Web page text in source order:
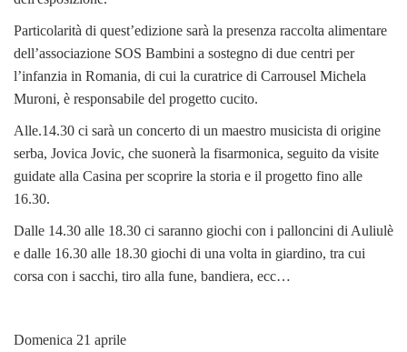
Particolarità di quest’edizione sarà la presenza raccolta alimentare
dell’associazione SOS Bambini a sostegno di due centri per
l’infanzia in Romania, di cui la curatrice di Carrousel Michela
Muroni, è responsabile del progetto cucito.
Alle.14.30 ci sarà un concerto di un maestro musicista di origine
serba, Jovica Jovic, che suonerà la fisarmonica, seguito da visite
guidate alla Casina per scoprire la storia e il progetto fino alle
16.30.
Dalle 14.30 alle 18.30 ci saranno giochi con i palloncini di Auliulè
e dalle 16.30 alle 18.30 giochi di una volta in giardino, tra cui
corsa con i sacchi, tiro alla fune, bandiera, ecc…
Domenica 21 aprile